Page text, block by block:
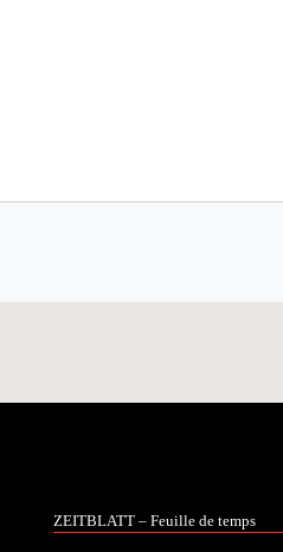
ZEITBLATT – Feuille de temps